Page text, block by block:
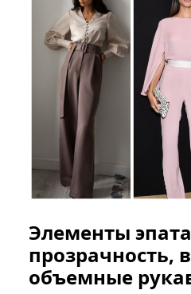
Элементы
прозрачность,
объемные